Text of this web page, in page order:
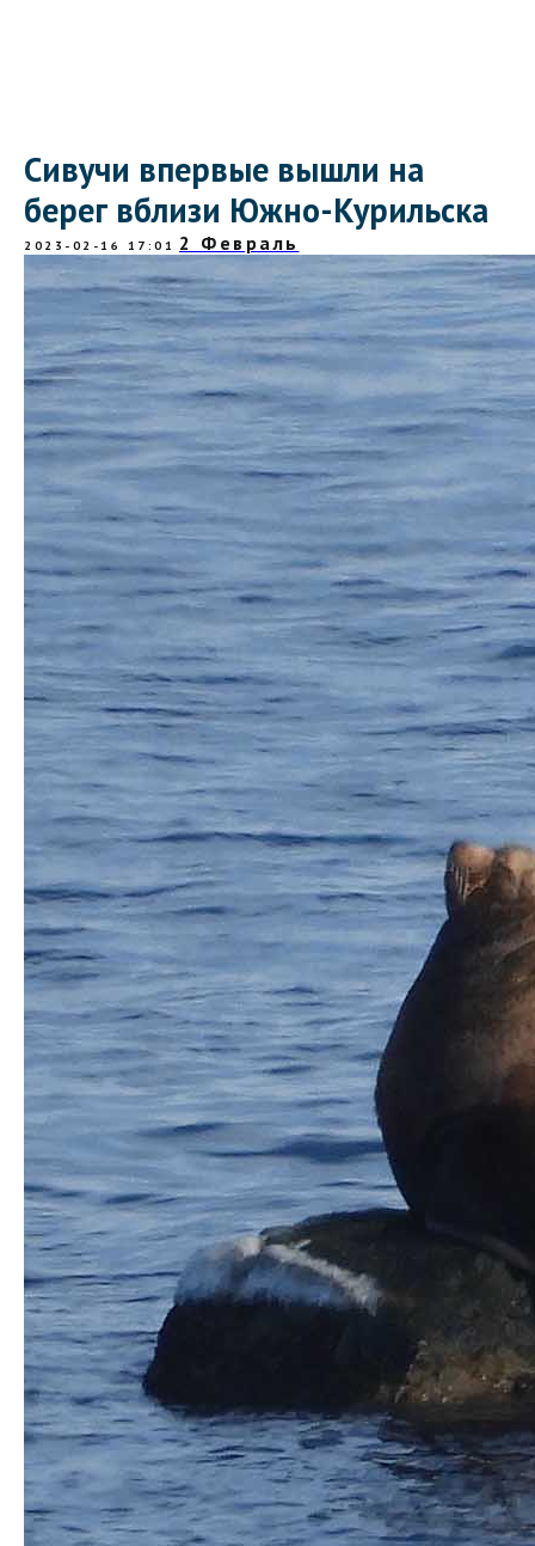
Сивучи впервые вышли на
берег вблизи Южно-Курильска
2023-02-16 17:01 2 Февраль